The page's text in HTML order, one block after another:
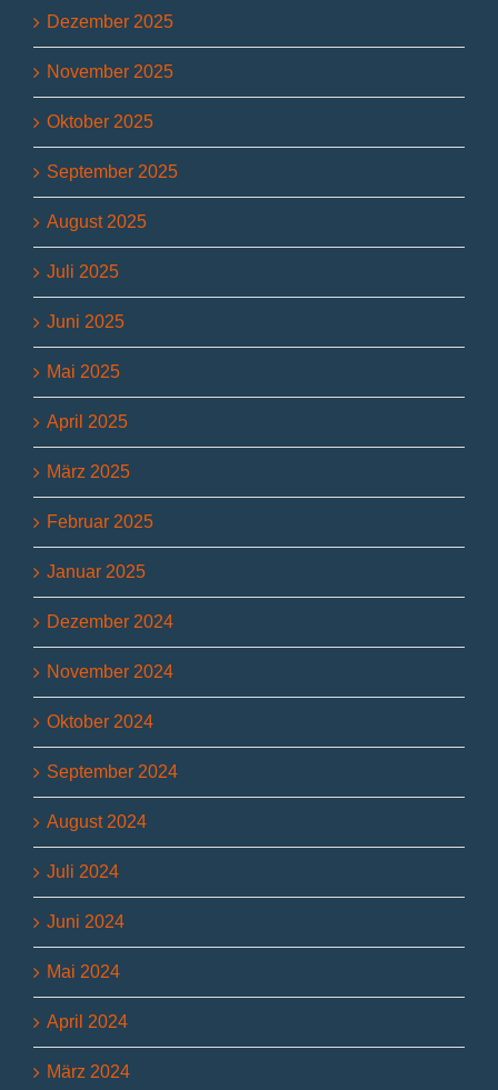
Dezember 2025
November 2025
Oktober 2025
September 2025
August 2025
Juli 2025
Juni 2025
Mai 2025
April 2025
März 2025
Februar 2025
Januar 2025
Dezember 2024
November 2024
Oktober 2024
September 2024
August 2024
Juli 2024
Juni 2024
Mai 2024
April 2024
März 2024